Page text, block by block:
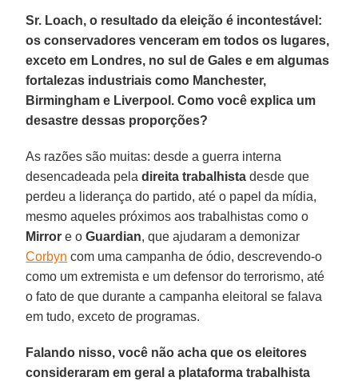
Sr. Loach, o resultado da eleição é incontestável:
os conservadores venceram em todos os lugares,
exceto em Londres, no sul de Gales e em algumas
fortalezas industriais como Manchester,
Birmingham e Liverpool. Como você explica um
desastre dessas proporções?
As razões são muitas: desde a guerra interna
desencadeada peladireita trabalhista desde que
perdeu a liderança do partido, até o papel da mídia,
mesmo aqueles próximos aos trabalhistas como o
Mirror e oGuardian, que ajudaram a demonizar
Corbyn com uma campanha de ódio, descrevendo-o
como um extremista e um defensor do terrorismo, até
o fato de que durante a campanha eleitoral se falava
em tudo, exceto de programas.
Falando nisso, você não acha que os eleitores
consideraram em geral a plataforma trabalhista